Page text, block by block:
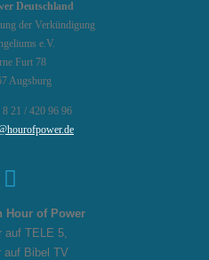
Deutschland
der Verkündigung
e.V.
Furt 78
Augsburg
21 / 420 96 96
Hour of Power
auf TELE 5,
auf Bibel TV